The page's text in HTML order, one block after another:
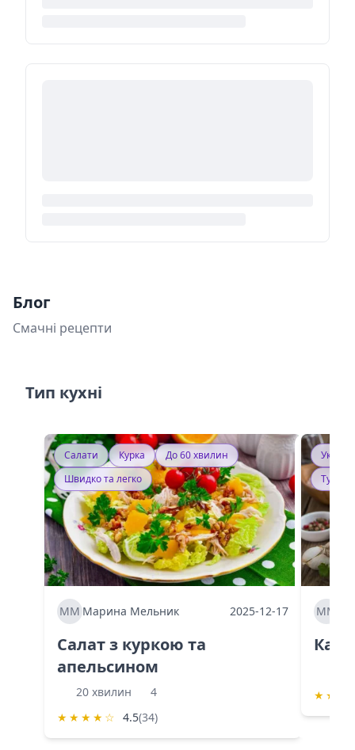
Блог
Смачні рецепти
Тип кухні
Салати Курка
До 60 хвилин
Швидко та легко
ММ Марина Мельник 2025-12-17
Салат з куркою та
апельсином
20 хвилин
4
★ ★ ★ ★ ☆ 4.5(34)
ММ
★ ★